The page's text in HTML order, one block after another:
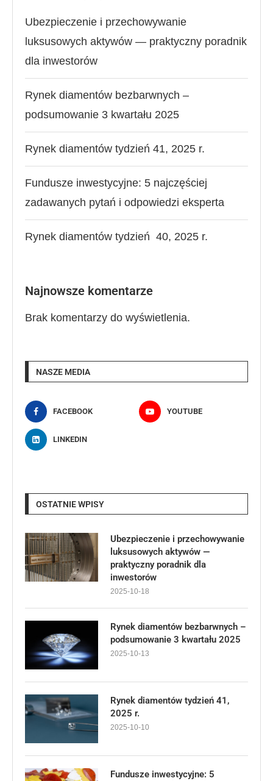
Ubezpieczenie i przechowywanie
luksusowych aktywów — praktyczny poradnik
dla inwestorów
Rynek diamentów bezbarwnych –
podsumowanie 3 kwartału 2025
Rynek diamentów tydzień 41, 2025 r.
Fundusze inwestycyjne: 5 najczęściej
zadawanych pytań i odpowiedzi eksperta
Rynek diamentów tydzień 40, 2025 r.
Najnowsze komentarze
Brak komentarzy do wyświetlenia.
NASZE MEDIA
FACEBOOK YOUTUBE
LINKEDIN
OSTATNIE WPISY
Ubezpieczenie i przechowywanie
luksusowych aktywów —
praktyczny poradnik dla
inwestorów
2025-10-18
Rynek diamentów bezbarwnych –
podsumowanie 3 kwartału 2025
2025-10-13
Rynek diamentów tydzień 41,
2025 r.
2025-10-10
Fundusze inwestycyjne: 5